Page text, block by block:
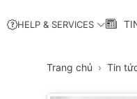
HELP & SERVICES
Trang chủ Tin